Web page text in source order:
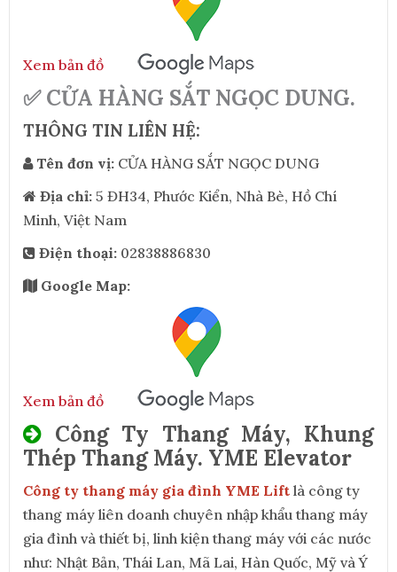
Xem bản đồ
✅ CỬA HÀNG SẮT NGỌC DUNG.
THÔNG TIN LIÊN HỆ:
Tên đơn vị: CỬA HÀNG SẮT NGỌC DUNG
Địa chỉ: 5 ĐH34, Phước Kiển, Nhà Bè, Hồ Chí
Minh, Việt Nam
Điện thoại: 02838886830
Google Map:
Xem bản đồ
Công Ty Thang Máy, Khung
Thép Thang Máy. YME Elevator
Công ty thang máy gia đình YME Lift là công ty
thang máy liên doanh chuyên nhập khẩu thang máy
gia đình và thiết bị, linh kiện thang máy với các nước
như: Nhật Bản, Thái Lan, Mã Lai, Hàn Quốc, Mỹ và Ý